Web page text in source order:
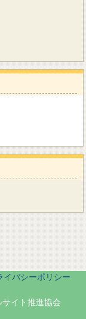
イバシーポリシー
イト推進協会